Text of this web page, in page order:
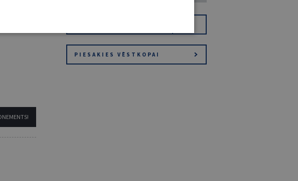
PIESAKIES VĒSTKOPAI